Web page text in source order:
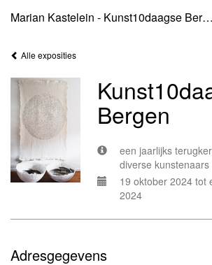
Marian Kastelein - Kunst10daagse Bergen
Alle exposities
Bergen
een jaarlijks
diverse kunstenaars
19 oktober 2024 tot
2024
Adresgegevens